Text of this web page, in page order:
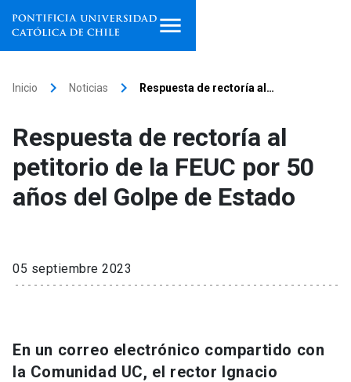
Facultades, escuelas e
institutos
Investigación
Extensión
Universidad
Inicio keyboard_arrow_right Noticias keyboard_arrow_right Respuesta de rectoría al…
Respuesta de rectoría al
petitorio de la FEUC por 50
años del Golpe de Estado
05 septiembre 2023
En un correo electrónico compartido con
la Comunidad UC, el rector Ignacio